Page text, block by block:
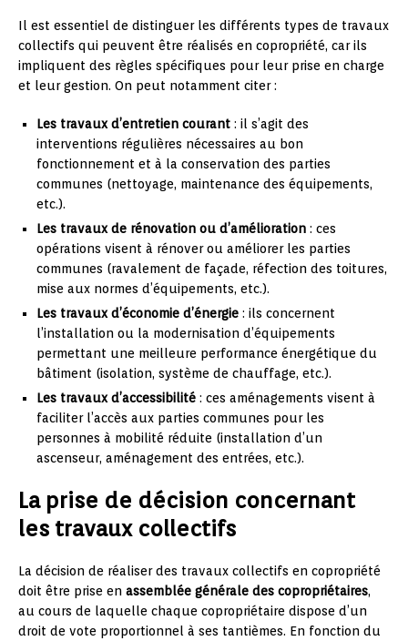
Il est essentiel de distinguer les différents types de travaux
collectifs qui peuvent être réalisés en copropriété, car ils
impliquent des règles spécifiques pour leur prise en charge
et leur gestion. On peut notamment citer :
Les travaux d’entretien courant : il s’agit des
interventions régulières nécessaires au bon
fonctionnement et à la conservation des parties
communes (nettoyage, maintenance des équipements,
etc.).
Les travaux de rénovation ou d’amélioration : ces
opérations visent à rénover ou améliorer les parties
communes (ravalement de façade, réfection des toitures,
mise aux normes d’équipements, etc.).
Les travaux d’économie d’énergie : ils concernent
l’installation ou la modernisation d’équipements
permettant une meilleure performance énergétique du
bâtiment (isolation, système de chauffage, etc.).
Les travaux d’accessibilité : ces aménagements visent à
faciliter l’accès aux parties communes pour les
personnes à mobilité réduite (installation d’un
ascenseur, aménagement des entrées, etc.).
La prise de décision concernant
les travaux collectifs
La décision de réaliser des travaux collectifs en copropriété
doit être prise en assemblée générale des copropriétaires,
au cours de laquelle chaque copropriétaire dispose d’un
droit de vote proportionnel à ses tantièmes. En fonction du